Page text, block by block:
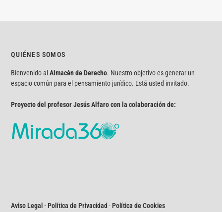
QUIÉNES SOMOS
Bienvenido alAlmacén de Derecho. Nuestro objetivo es generar un
espacio común para el pensamiento jurídico. Está usted invitado.
Proyecto del profesor Jesús Alfaro con la colaboración de:
Aviso Legal · Política de Privacidad ·Política de Cookies